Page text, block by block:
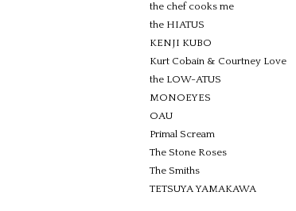
the chef cooks me
the HIATUS
KENJI KUBO
Kurt Cobain & Courtney Love
the LOW-ATUS
MONOEYES
OAU
Primal Scream
The Stone Roses
The Smiths
TETSUYA YAMAKAWA